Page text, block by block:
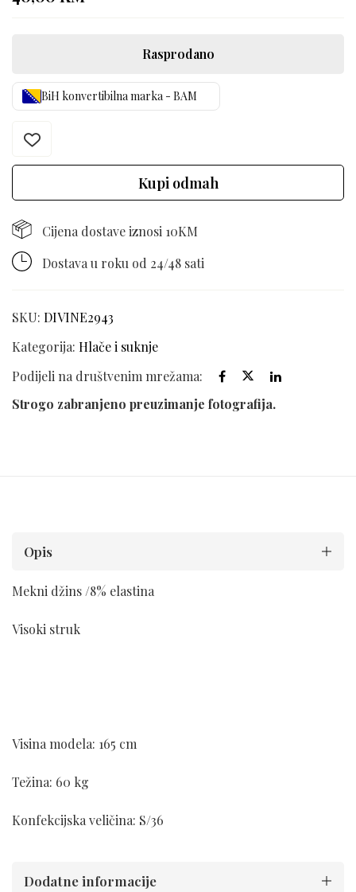
Rasprodano
BiH konvertibilna marka - BAM
Kupi odmah
Cijena dostave iznosi 10KM
Dostava u roku od 24/48 sati
SKU: DIVINE2943
Kategorija: Hlače i suknje
Podijeli na društvenim mrežama:
Strogo zabranjeno preuzimanje fotografija.
Opis
Mekni džins /8% elastina
Visoki struk
Visina modela: 165 cm
Težina: 60 kg
Konfekcijska veličina: S/36
Dodatne informacije